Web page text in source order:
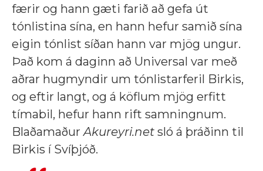
færir og hann gæti farið að gefa út
tónlistina sína, en hann hefur samið sína
eigin tónlist síðan hann var mjög ungur.
Það kom á daginn að Universal var með
aðrar hugmyndir um tónlistarferil Birkis,
og eftir langt, og á köflum mjög erfitt
tímabil, hefur hann rift samningnum.
BlaðamaðurAkureyri.net sló á þráðinn til
Birkis í Svíþjóð.